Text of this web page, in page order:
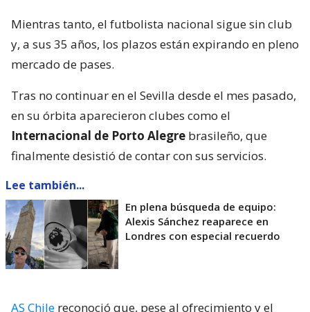
Mientras tanto, el futbolista nacional sigue sin club
y, a sus 35 años, los plazos están expirando en pleno
mercado de pases.
Tras no continuar en el Sevilla desde el mes pasado,
en su órbita aparecieron clubes como el
Internacional de Porto Alegre brasileño, que
finalmente desistió de contar con sus servicios.
Lee también...
En plena búsqueda de equipo:
Alexis Sánchez reaparece en
Londres con especial recuerdo
AS Chile reconoció que, pese al ofrecimiento y el